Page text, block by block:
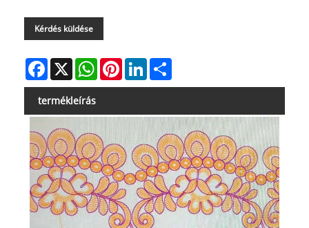
Kérdés küldése
Facebook
X WhatsAppPinterestLinkedIn
termékleírás